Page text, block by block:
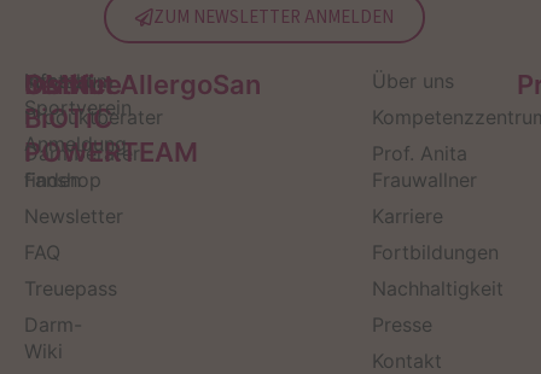
ZUM NEWSLETTER ANMELDEN
Service
Kontakt
Produktberater
Darmberater
finden
Newsletter
FAQ
Treuepass
Darm-
Wiki
OMNi-
BiOTiC
POWERTEAM
Infos zum
Sportverein
Anmeldung
Fanshop
Institut AllergoSan
Über uns
Prof. Anita
Frauwallner
Karriere
Fortbildungen
Nachhaltigkeit
Presse
Kontakt